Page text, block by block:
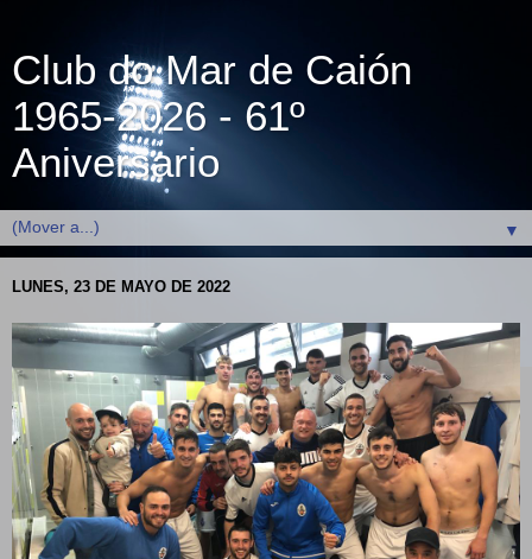
Club do Mar de Caión
1965-2026 - 61º
Aniversario
▼
LUNES, 23 DE MAYO DE 2022